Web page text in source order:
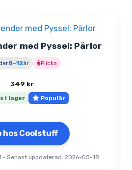
med Pyssel: Pärlor
8–12år Flicka
349 kr
i lager Populär
hos Coolstuff
• Senast uppdaterad: 2026-05-18